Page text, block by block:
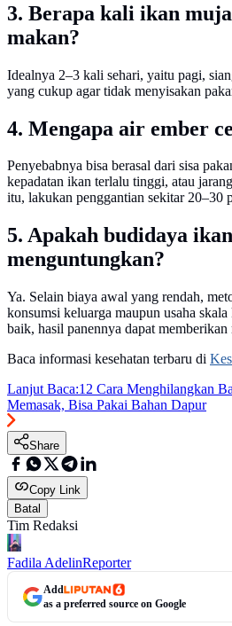
3. Berapa kali ikan
makan?
Idealnya 2–3 kali sehari, yaitu pagi,
yang cukup agar tidak menyisakan
4. Mengapa air ember
Penyebabnya bisa berasal dari sisa
kepadatan ikan terlalu tinggi, atau
itu, lakukan penggantian sekitar 20–30
5. Apakah budidaya
menguntungkan?
Ya. Selain biaya awal yang rendah,
konsumsi keluarga maupun usaha
baik, hasil panennya dapat
Baca informasi kesehatan terbaru di
Lanjut Baca:12 Cara Menghilangkan
Memasak, Bisa Pakai Bahan Dapur
Share
Copy Link
Batal
Tim Redaksi
Fadila AdelinReporter
Add
as a preferred source on Google